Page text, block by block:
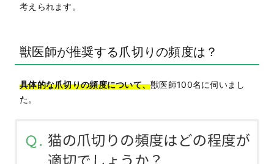
考えられます。
獣医師が推奨する爪切りの頻度は？
具体的な爪切りの頻度について、獣医師100名に伺いまし
た。